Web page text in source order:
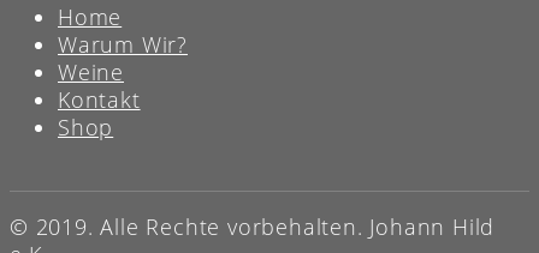
Home
Warum Wir?
Weine
Kontakt
Shop
© 2019. Alle Rechte vorbehalten. Johann Hild